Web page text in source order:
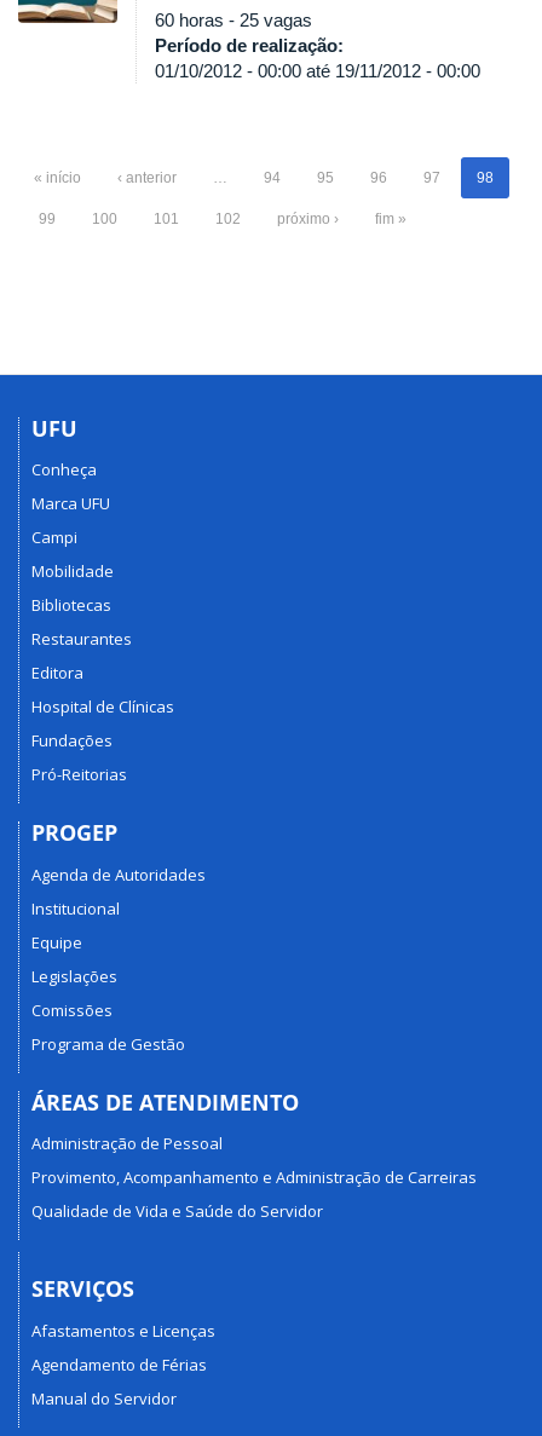
60 horas - 25 vagas
Período de realização:
01/10/2012 - 00:00 até 19/11/2012 - 00:00
« início ‹ anterior 94 95 96 97 98
99 100 101 102 próximo › fim »
UFU
Conheça
Marca UFU
Campi
Mobilidade
Bibliotecas
Restaurantes
Editora
Hospital de Clínicas
Fundações
Pró-Reitorias
PROGEP
Agenda de Autoridades
Institucional
Equipe
Legislações
Comissões
Programa de Gestão
ÁREAS DE ATENDIMENTO
Administração de Pessoal
Provimento, Acompanhamento e Administração de Carreiras
Qualidade de Vida e Saúde do Servidor
SERVIÇOS
Afastamentos e Licenças
Agendamento de Férias
Manual do Servidor